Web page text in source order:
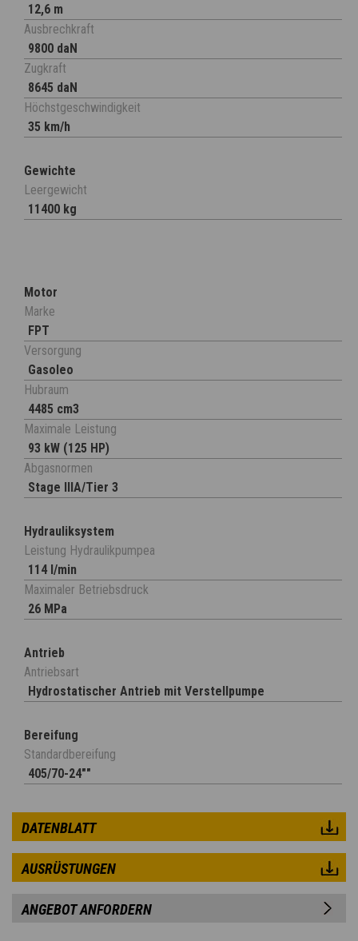
12,6 m
Ausbrechkraft
9800 daN
Zugkraft
8645 daN
Höchstgeschwindigkeit
35 km/h
Gewichte
Leergewicht
11400 kg
Motor
Marke
FPT
Versorgung
Gasoleo
Hubraum
4485 cm3
Maximale Leistung
93 kW (125 HP)
Abgasnormen
Stage IIIA/Tier 3
Hydrauliksystem
Leistung Hydraulikpumpea
114 l/min
Maximaler Betriebsdruck
26 MPa
Antrieb
Antriebsart
Hydrostatischer Antrieb mit Verstellpumpe
Bereifung
Standardbereifung
405/70-24""
DATENBLATT
AUSRÜSTUNGEN
ANGEBOT ANFORDERN